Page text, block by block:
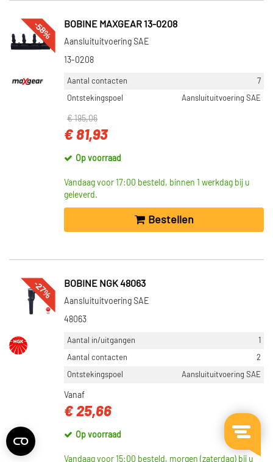
-58% BOBINE MAXGEAR 13-0208
Aansluituitvoering SAE
13-0208
Aantal contacten
7
Ontstekingspoel
Aansluituitvoering SAE
€ 195,06
€ 81,93
Op voorraad
Vandaag voor 17:00 besteld, binnen 1 werkdag bij u
geleverd.
Bestellen
-27% BOBINE NGK 48063
Aansluituitvoering SAE
48063
Aantal in/uitgangen
1
Aantal contacten
2
Ontstekingspoel
Aansluituitvoering SAE
Vanaf
€ 25,66
Op voorraad
Vandaag voor 15:00 besteld, morgen (zaterdag) bij u